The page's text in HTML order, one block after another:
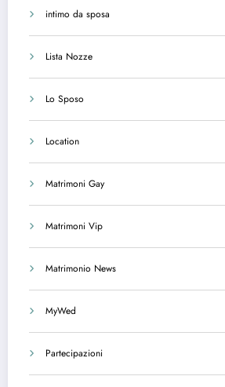
intimo da sposa
Lista Nozze
Lo Sposo
Location
Matrimoni Gay
Matrimoni Vip
Matrimonio News
MyWed
Partecipazioni